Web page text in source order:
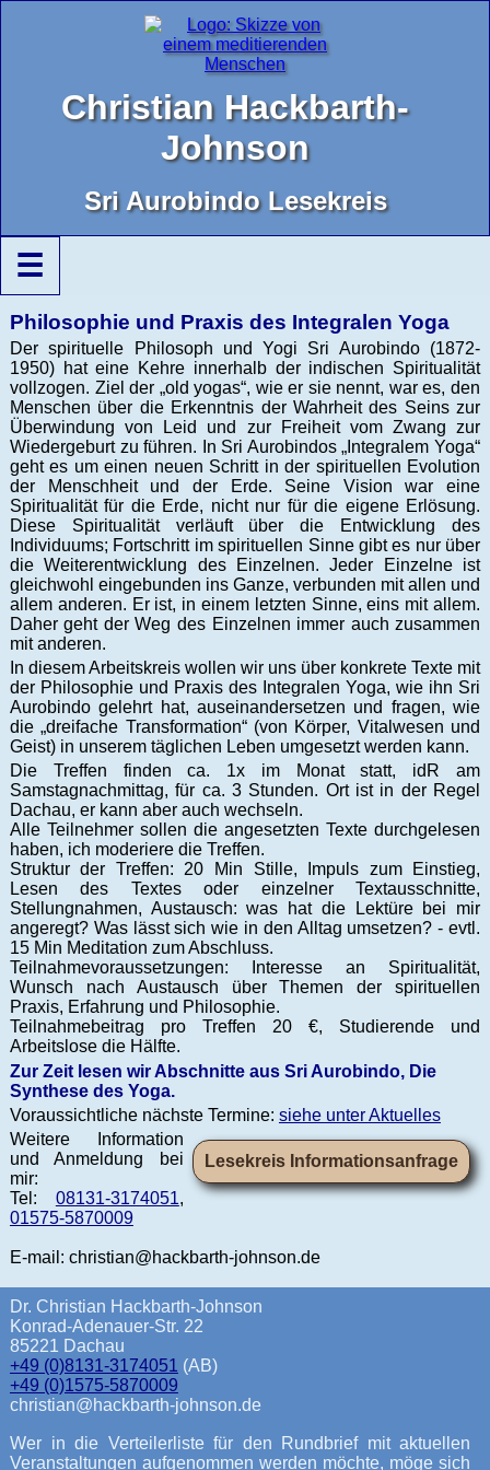
Christian Hackbarth-
Johnson
Sri Aurobindo Lesekreis
☰
Philosophie und Praxis des Integralen Yoga
Der spirituelle Philosoph und Yogi Sri Aurobindo (1872-
1950) hat eine Kehre innerhalb der indischen Spiritualität
vollzogen. Ziel der „old yogas“, wie er sie nennt, war es, den
Menschen über die Erkenntnis der Wahrheit des Seins zur
Überwindung von Leid und zur Freiheit vom Zwang zur
Wiedergeburt zu führen. In Sri Aurobindos „Integralem Yoga“
geht es um einen neuen Schritt in der spirituellen Evolution
der Menschheit und der Erde. Seine Vision war eine
Spiritualität für die Erde, nicht nur für die eigene Erlösung.
Diese Spiritualität verläuft über die Entwicklung des
Individuums; Fortschritt im spirituellen Sinne gibt es nur über
die Weiterentwicklung des Einzelnen. Jeder Einzelne ist
gleichwohl eingebunden ins Ganze, verbunden mit allen und
allem anderen. Er ist, in einem letzten Sinne, eins mit allem.
Daher geht der Weg des Einzelnen immer auch zusammen
mit anderen.
In diesem Arbeitskreis wollen wir uns über konkrete Texte mit
der Philosophie und Praxis des Integralen Yoga, wie ihn Sri
Aurobindo gelehrt hat, auseinandersetzen und fragen, wie
die „dreifache Transformation“ (von Körper, Vitalwesen und
Geist) in unserem täglichen Leben umgesetzt werden kann.
Die Treffen finden ca. 1x im Monat statt, idR am
Samstagnachmittag, für ca. 3 Stunden. Ort ist in der Regel
Dachau, er kann aber auch wechseln.
Alle Teilnehmer sollen die angesetzten Texte durchgelesen
haben, ich moderiere die Treffen.
Struktur der Treffen: 20 Min Stille, Impuls zum Einstieg,
Lesen des Textes oder einzelner Textausschnitte,
Stellungnahmen, Austausch: was hat die Lektüre bei mir
angeregt? Was lässt sich wie in den Alltag umsetzen? - evtl.
15 Min Meditation zum Abschluss.
Teilnahmevoraussetzungen: Interesse an Spiritualität,
Wunsch nach Austausch über Themen der spirituellen
Praxis, Erfahrung und Philosophie.
Teilnahmebeitrag pro Treffen 20 €, Studierende und
Arbeitslose die Hälfte.
Zur Zeit lesen wir Abschnitte aus Sri Aurobindo, Die
Synthese des Yoga.
Voraussichtliche nächste Termine: siehe unter Aktuelles
Lesekreis Informationsanfrage
Weitere Information
und Anmeldung bei
mir:
Tel: 08131-3174051,
01575-5870009
E-mail: christian@hackbarth-johnson.de
Dr. Christian Hackbarth-Johnson
Konrad-Adenauer-Str. 22
85221 Dachau
+49 (0)8131-3174051 (AB)
+49 (0)1575-5870009
christian@hackbarth-johnson.de
Wer in die Verteilerliste für den Rundbrief mit aktuellen
Veranstaltungen aufgenommen werden möchte, möge sich